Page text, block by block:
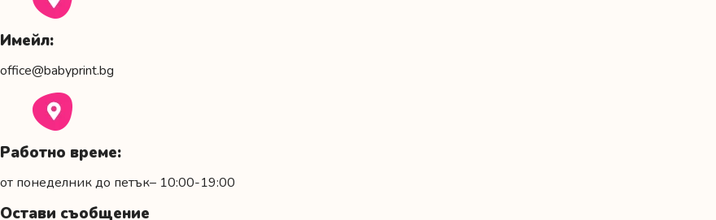
Имейл:
office@babyprint.bg
Работно време:
от понеделник до петък– 10:00-19:00
Остави съобщение